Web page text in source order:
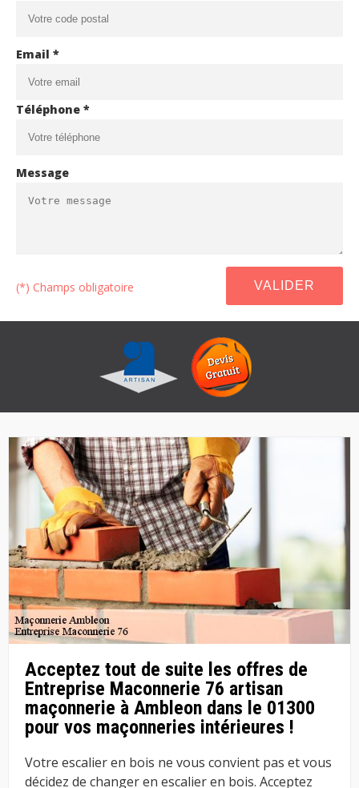
Email *
Téléphone *
Message
(*) Champs obligatoire
Acceptez tout de suite les offres de
Entreprise Maconnerie 76 artisan
maçonnerie à Ambleon dans le 01300
pour vos maçonneries intérieures !
Votre escalier en bois ne vous convient pas et vous
décidez de changer en escalier en bois. Acceptez